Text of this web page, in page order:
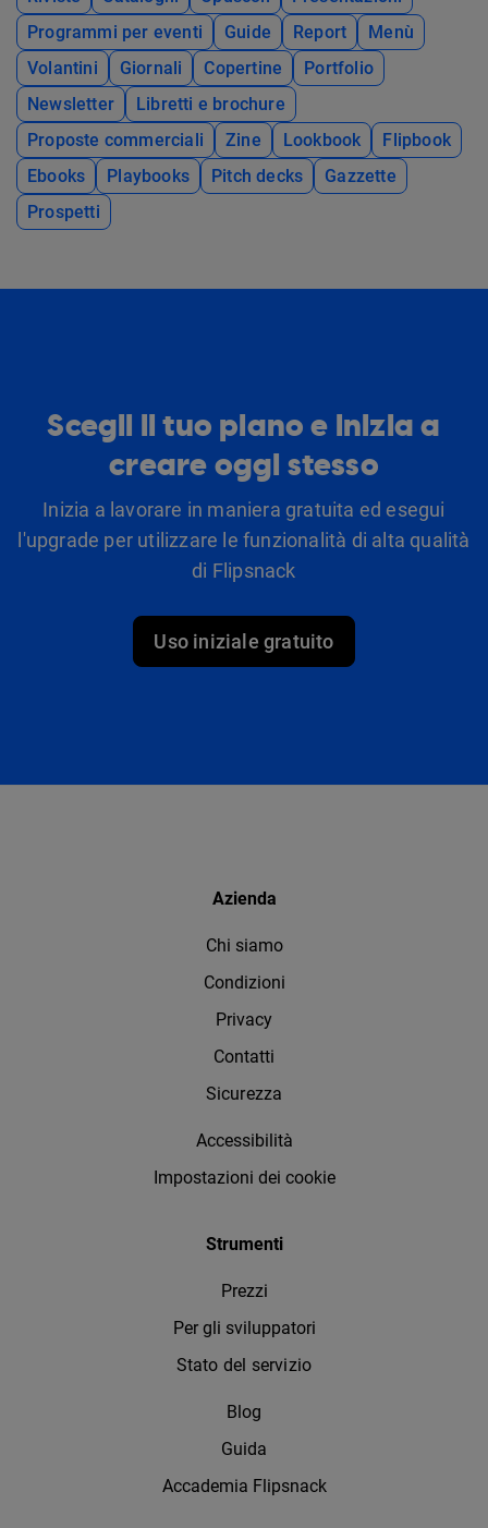
Programmi per eventi
Guide Report
Menù
Volantini
Giornali Copertine
Portfolio
Newsletter
Libretti e brochure
Proposte commerciali
Zine Lookbook
Flipbook
Ebooks
Playbooks Pitch decks
Gazzette
Prospetti
Scegli il tuo piano e inizia a
creare oggi stesso
Inizia a lavorare in maniera gratuita ed esegui
l'upgrade per utilizzare le funzionalità di alta qualità
di Flipsnack
Uso iniziale gratuito
Azienda
Chi siamo
Condizioni
Privacy
Contatti
Sicurezza
Accessibilità
Impostazioni dei cookie
Strumenti
Prezzi
Per gli sviluppatori
Stato del servizio
Blog
Guida
Accademia Flipsnack